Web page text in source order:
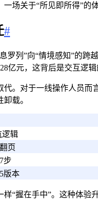
场关于“所见即所得”的
#
罗列”向“情境感知”的
亿元，这背后是交互逻辑
。对于一线操作人员
载。
逻辑
页
步
版本
“握在手中”。这种体